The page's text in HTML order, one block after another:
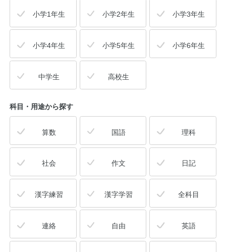
小学1年生 小学2年生 小学3年生
小学4年生 小学5年生 小学6年生
中学生 高校生
科目・用途から探す
算数 国語 理科
社会 作文 日記
漢字練習 漢字学習 全科目
連絡 自由 英語